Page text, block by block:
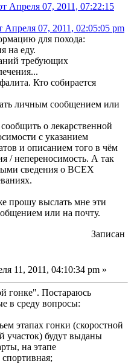
Апреля 07, 2011, 07:22:15
Апреля 07, 2011, 02:05:05 pm
для похода:
на еду.
требующих
Кто собирается
личным сообщением или
о лекарственной
с указанием
и описанием того в чём
/ непереносимость. А так
сведения о ВСЕХ
прошу выслать мне эти
или на почту.
Записан
11, 2011, 04:10:34 pm »
гонке". Постараюсь
в среду вопросы:
этапах гонки (скоростной
участок) будут выданы
на этапе